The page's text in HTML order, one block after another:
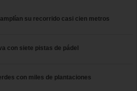
su recorrido casi cien metros
con siete pistas de pádel
con miles de plantaciones